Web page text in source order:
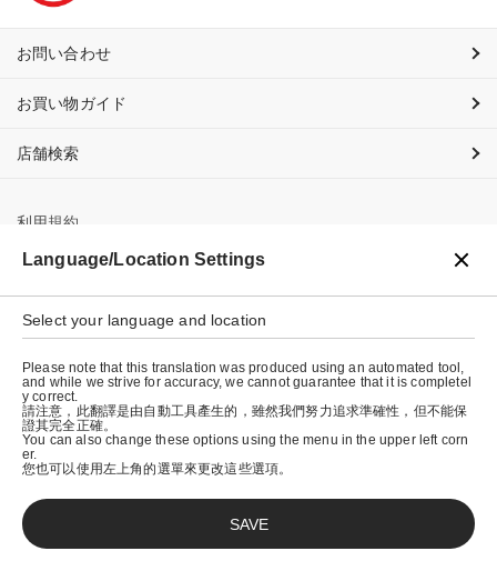
お問い合わせ
お買い物ガイド
店舗検索
利用規約
プライバシーポリシー
特定商取引法に基づく表示
会社概要
© graniph inc.
Language/Location Settings
Select your language and location
Please note that this translation was produced using an automated tool,
and while we strive for accuracy, we cannot guarantee that it is completel
y correct.
請注意，此翻譯是由自動工具產生的，雖然我們努力追求準確性，但不能保
證其完全正確。
You can also change these options using the menu in the upper left corn
er.
您也可以使用左上角的選單來更改這些選項。
SAVE